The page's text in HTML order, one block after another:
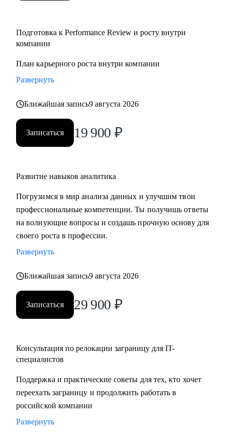
Подготовка к Performance Review и росту внутри
компании
План карьерного роста внутри компании
Развернуть
Ближайшая запись9 августа 2026
Записаться 19 900 ₽
Развитие навыков аналитика
Погрузимся в мир анализа данных и улучшим твои
профессиональные компетенции. Ты получишь ответы
на волнующие вопросы и создашь прочную основу для
своего роста в профессии.
Развернуть
Ближайшая запись9 августа 2026
Записаться 29 900 ₽
Консультация по релокации заграницу для IT-
специалистов
Поддержка и практические советы для тех, кто хочет
переехать заграницу и продолжить работать в
российской компании
Развернуть